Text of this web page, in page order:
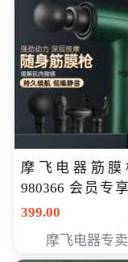
摩飞电器筋膜
980366 会员专
元
399.00
摩飞电器专